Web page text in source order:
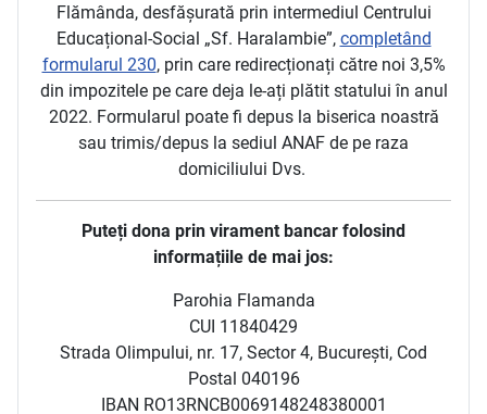
Flămânda, desfășurată prin intermediul Centrului
Educațional-Social „Sf. Haralambie”, completând
formularul 230, prin care redirecționați către noi 3,5%
din impozitele pe care deja le-ați plătit statului în anul
2022. Formularul poate fi depus la biserica noastră
sau trimis/depus la sediul ANAF de pe raza
domiciliului Dvs.
Puteți dona prin virament bancar folosind
informațiile de mai jos:
Parohia Flamanda
CUI 11840429
Strada Olimpului, nr. 17, Sector 4, București, Cod
Postal 040196
IBAN RO13RNCB0069148248380001